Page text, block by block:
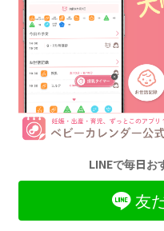
LINEで毎日お
友